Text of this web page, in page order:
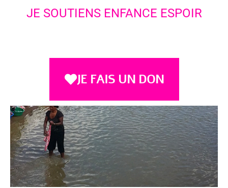
JE SOUTIENS ENFANCE ESPOIR
JE FAIS UN DON